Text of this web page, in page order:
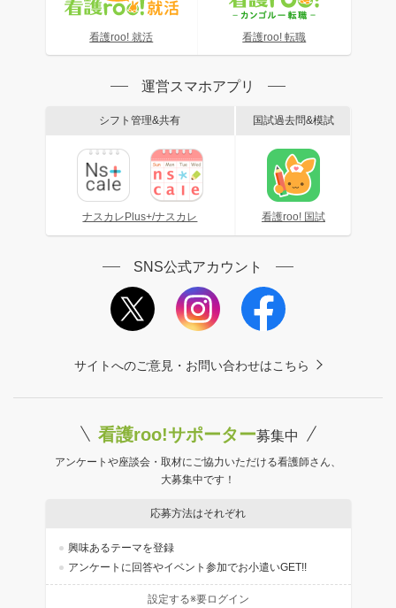
看護roo! 就活 看護roo! 転職
運営スマホアプリ
シフト管理&共有
ナスカレPlus+/ナスカレ
国試過去問&模試
看護roo! 国試
SNS公式アカウント
サイトへのご意見・お問い合わせはこちら
看護roo!サポーター募集中
アンケートや座談会・取材にご協力いただける看護師さん、
大募集中です！
応募方法はそれぞれ
興味あるテーマを登録
アンケートに回答やイベント参加でお小遣いGET!!
設定する※要ログイン